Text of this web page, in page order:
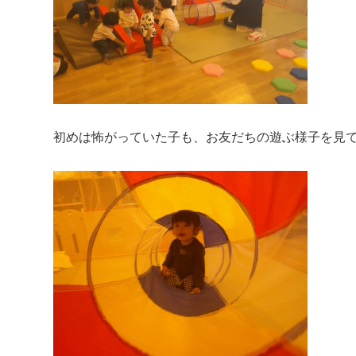
初めは怖がっていた子も、お友だちの遊ぶ様子を見